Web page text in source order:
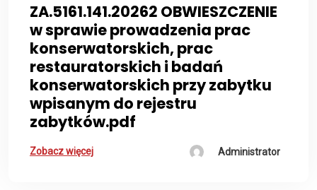
ZA.5161.141.20262 OBWIESZCZENIE
w sprawie prowadzenia prac
konserwatorskich, prac
restauratorskich i badań
konserwatorskich przy zabytku
wpisanym do rejestru
zabytków.pdf
Zobacz więcej Administrator